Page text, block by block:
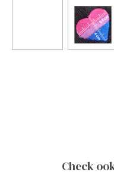
Check